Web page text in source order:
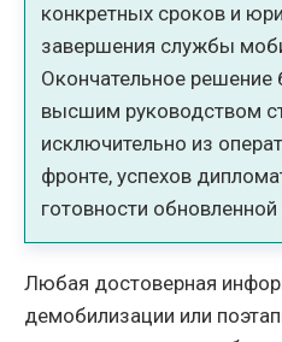
конкретных сроков и
завершения службы
Окончательное решение
высшим руководством
исключительно из
фронте, успехов
готовности
Любая достоверная
демобилизации или